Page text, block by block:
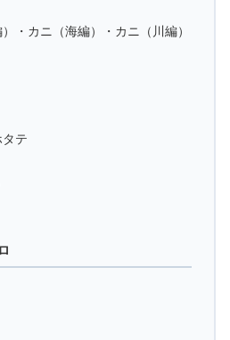
・カニ（海編）・カニ（川編）
テ